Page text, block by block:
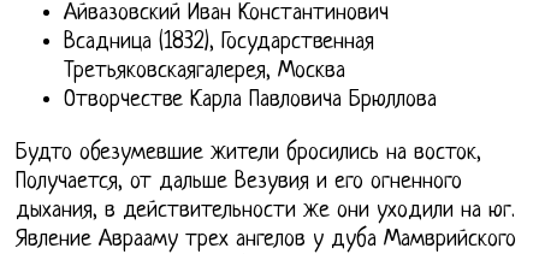
Айвазовский Иван Константинович
Всадница (1832), Государственная
Третьяковскаягалерея, Москва
Отворчестве Карла Павловича Брюллова
Будто обезумевшие жители бросились на восток,
Получается, от дальше Везувия и его огненного
дыхания, в действительности же они уходили на юг.
Явление Аврааму трех ангелов у дуба Мамврийского